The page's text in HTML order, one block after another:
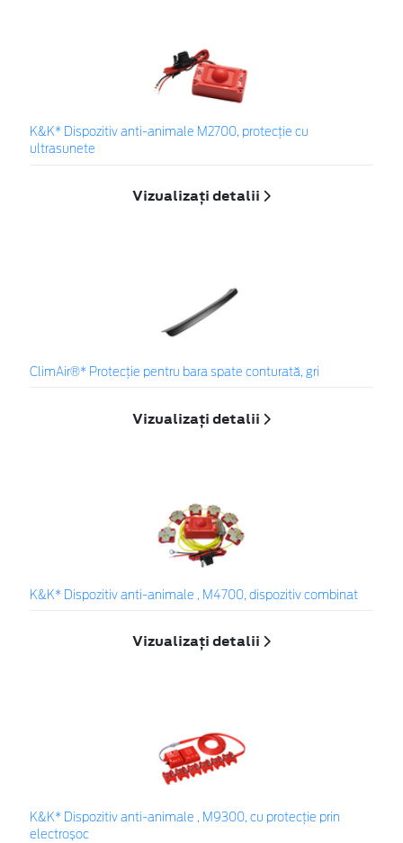
K&K* Dispozitiv anti-animale M2700, protecție cu
ultrasunete
Vizualizați detalii
ClimAir®* Protecţie pentru bara spate conturată, gri
Vizualizați detalii
K&K* Dispozitiv anti-animale , M4700, dispozitiv combinat
Vizualizați detalii
K&K* Dispozitiv anti-animale , M9300, cu protecție prin
electroșoc